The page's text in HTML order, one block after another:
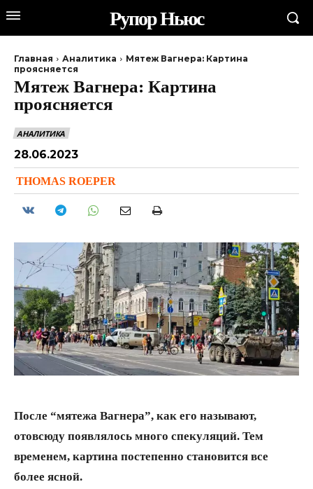
Рупор Ньюс
Главная Аналитика
Мятеж Вагнера: Картина
проясняется
Мятеж Вагнера: Картина
проясняется
АНАЛИТИКА
28.06.2023
THOMAS ROEPER
После “мятежа Вагнера”, как его называют,
отовсюду появлялось много спекуляций. Тем
временем, картина постепенно становится все
более ясной.